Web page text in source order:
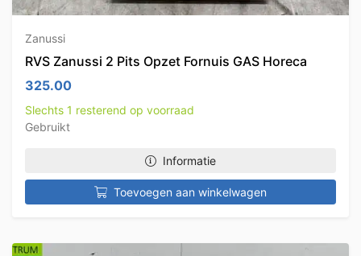
Zanussi
RVS Zanussi 2 Pits Opzet Fornuis GAS Horeca
325.00
Slechts 1 resterend op voorraad
Gebruikt
Informatie
Toevoegen aan winkelwagen